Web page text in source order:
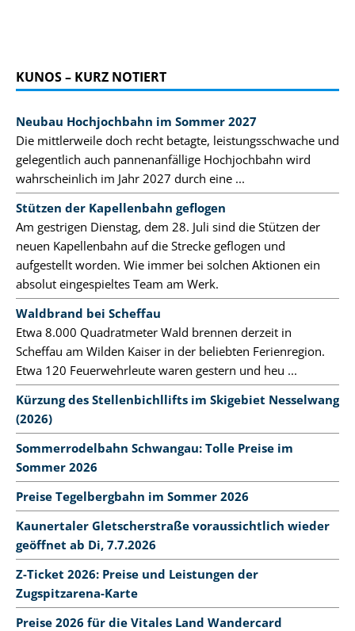
KUNOS – KURZ NOTIERT
Neubau Hochjochbahn im Sommer 2027
Die mittlerweile doch recht betagte, leistungsschwache und
gelegentlich auch pannenanfällige Hochjochbahn wird
wahrscheinlich im Jahr 2027 durch eine ...
Stützen der Kapellenbahn geflogen
Am gestrigen Dienstag, dem 28. Juli sind die Stützen der
neuen Kapellenbahn auf die Strecke geflogen und
aufgestellt worden. Wie immer bei solchen Aktionen ein
absolut eingespieltes Team am Werk.
Waldbrand bei Scheffau
Etwa 8.000 Quadratmeter Wald brennen derzeit in
Scheffau am Wilden Kaiser in der beliebten Ferienregion.
Etwa 120 Feuerwehrleute waren gestern und heu ...
Kürzung des Stellenbichllifts im Skigebiet Nesselwang
(2026)
Sommerrodelbahn Schwangau: Tolle Preise im
Sommer 2026
Preise Tegelbergbahn im Sommer 2026
Kaunertaler Gletscherstraße voraussichtlich wieder
geöffnet ab Di, 7.7.2026
Z-Ticket 2026: Preise und Leistungen der
Zugspitzarena-Karte
Preise 2026 für die Vitales Land Wandercard